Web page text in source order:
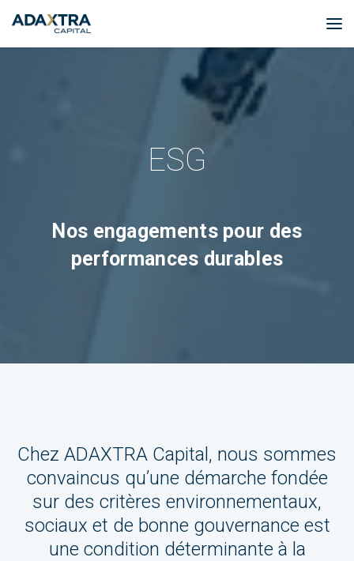
ESG
Nos engagements pour des
performances durables
Chez ADAXTRA Capital, nous sommes
convaincus qu’une démarche fondée
sur des critères environnementaux,
sociaux et de bonne gouvernance est
une condition déterminante à la